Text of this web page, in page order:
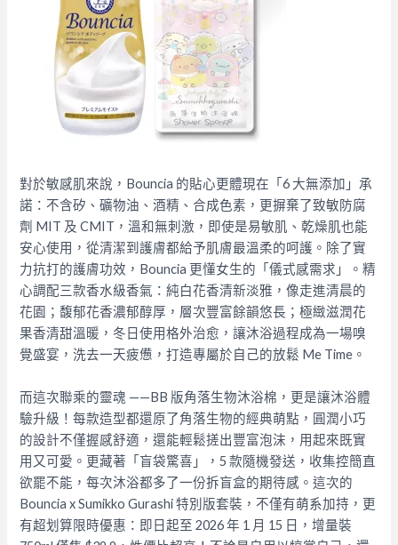
對於敏感肌來說，Bouncia 的貼心更體現在「6 大無添加」承
諾：不含矽、礦物油、酒精、合成色素，更摒棄了致敏防腐
劑 MIT 及 CMIT，溫和無刺激，即使是易敏肌、乾燥肌也能
安心使用，從清潔到護膚都給予肌膚最溫柔的呵護。 除了實
力抗打的護膚功效，Bouncia 更懂女生的「儀式感需求」。精
心調配三款香水級香氣：純白花香清新淡雅，像走進清晨的
花園；馥郁花香濃郁醇厚，層次豐富餘韻悠長；極緻滋潤花
果香清甜溫暖，冬日使用格外治愈，讓沐浴過程成為一場嗅
覺盛宴，洗去一天疲憊，打造專屬於自己的放鬆 Me Time。
而這次聯乘的靈魂 ——BB 版角落生物沐浴棉，更是讓沐浴體
驗升級！每款造型都還原了角落生物的經典萌點，圓潤小巧
的設計不僅握感舒適，還能輕鬆搓出豐富泡沫，用起來既實
用又可愛。更藏著「盲袋驚喜」，5 款隨機發送，收集控簡直
欲罷不能，每次沐浴都多了一份拆盲盒的期待感。這次的
Bouncia x Sumikko Gurashi 特別版套裝，不僅有萌系加持，更
有超划算限時優惠：即日起至 2026 年 1 月 15 日，增量裝